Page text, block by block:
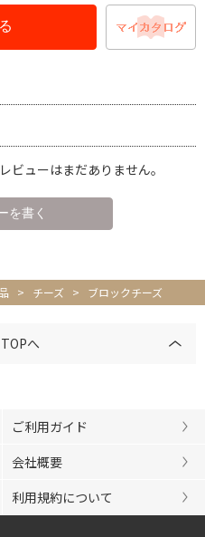
ビューはまだありません。
> チーズ > ブロックチーズ
へ
ご利用ガイド
会社概要
利用規約について